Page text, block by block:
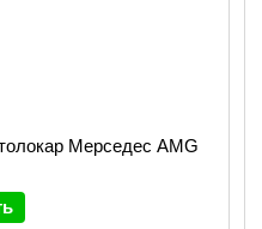
Мерседес AMG